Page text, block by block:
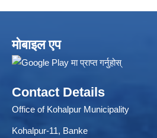
मोबाइल एप
Contact Details
Office of Kohalpur Municipality
Kohalpur-11, Banke